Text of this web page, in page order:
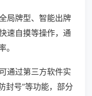
局牌型、智能出牌
速自摸等操作，通
。
通过第三方软件实
封号”等功能，部分